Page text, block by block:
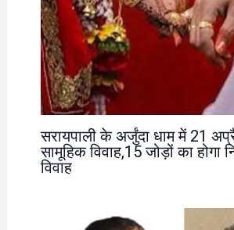
सरायपाली के अर्जुंदा धाम में 21
सामूहिक विवाह,15 जोड़ों का होगा
विवाह